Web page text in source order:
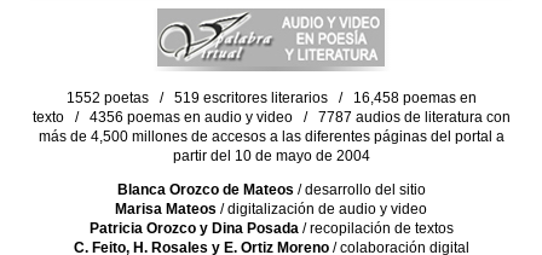
1552 poetas / 519 escritores literarios / 16,458 poemas en
texto / 4356 poemas en audio y video / 7787 audios de literatura con
más de 4,500 millones de accesos a las diferentes páginas del portal a
partir del 10 de mayo de 2004
Blanca Orozco de Mateos / desarrollo del sitio
Marisa Mateos / digitalización de audio y video
Patricia Orozco y Dina Posada/ recopilación de textos
C. Feito, H. Rosales y E. Ortiz Moreno/ colaboración digital